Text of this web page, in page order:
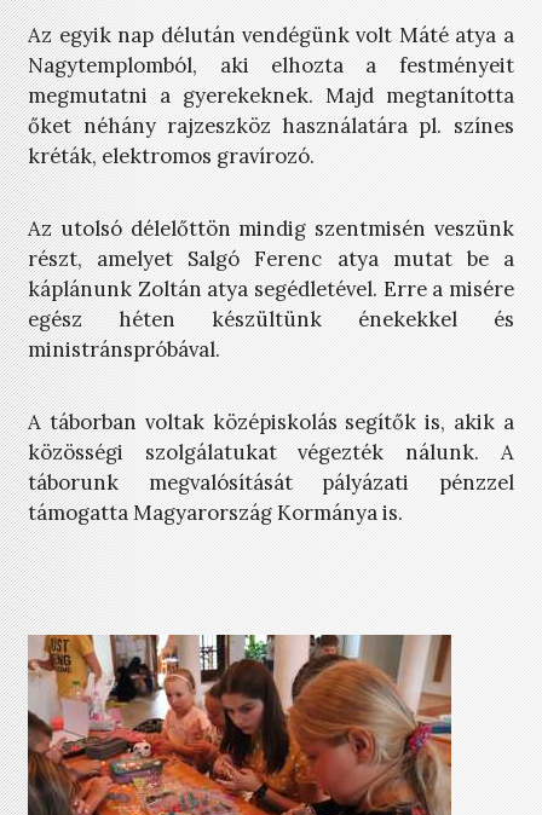
Az egyik nap délután vendégünk volt Máté atya a
Nagytemplomból, aki elhozta a festményeit
megmutatni a gyerekeknek. Majd megtanította
őket néhány rajzeszköz használatára pl. színes
kréták, elektromos gravírozó.
Az utolsó délelőttön mindig szentmisén veszünk
részt, amelyet Salgó Ferenc atya mutat be a
káplánunk Zoltán atya segédletével. Erre a misére
egész héten készültünk énekekkel és
ministránspróbával.
A táborban voltak középiskolás segítők is, akik a
közösségi szolgálatukat végezték nálunk. A
táborunk megvalósítását pályázati pénzzel
támogatta Magyarország Kormánya is.